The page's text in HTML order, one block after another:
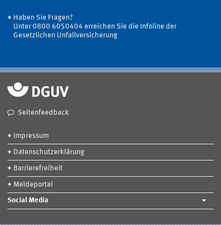
Haben Sie Fragen?
Unter 0800 6050404 erreichen Sie die Infoline der
Gesetzlichen Unfallversicherung
Seitenfeedback
Impressum
Datenschutzerklärung
Barrierefreiheit
Meldeportal
Social Media